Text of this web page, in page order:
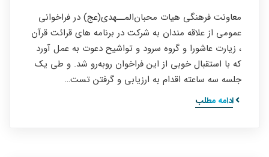
معاونت فرهنگی هیات محبان‌المــهدی(عج) در فراخوانی
عمومی از علاقه مندان به شرکت در برنامه های قرائت قرآن
، زیارت عاشورا و گروه سرود و تواشیح دعوت به عمل آورد
که با استقبال خوبی از این فراخوان رو‌به‌رو شد. و طی یک
جلسه سه ساعته اقدام به ارزیابی و گرفتن تست…
ادامه مطلب